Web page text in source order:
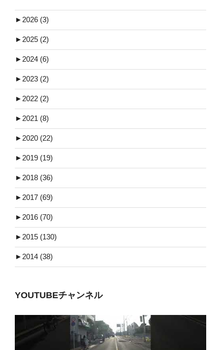
► 2026 (3)
► 2025 (2)
► 2024 (6)
► 2023 (2)
► 2022 (2)
► 2021 (8)
► 2020 (22)
► 2019 (19)
► 2018 (36)
► 2017 (69)
► 2016 (70)
► 2015 (130)
► 2014 (38)
YOUTUBEチャンネル